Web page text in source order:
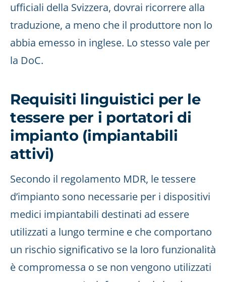
ufficiali della Svizzera, dovrai ricorrere alla
traduzione, a meno che il produttore non lo
abbia emesso in inglese. Lo stesso vale per
la DoC.
Requisiti linguistici per le
tessere per i portatori di
impianto (impiantabili
attivi)
Secondo il regolamento MDR, le tessere
d’impianto sono necessarie per i dispositivi
medici impiantabili destinati ad essere
utilizzati a lungo termine e che comportano
un rischio significativo se la loro funzionalità
è compromessa o se non vengono utilizzati